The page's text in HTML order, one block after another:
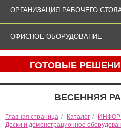
ОРГАНИЗАЦИЯ РАБОЧЕГО
ОФИСНОЕ ОБОРУДОВАНИЕ
ГОТОВЫЕ
ВЕСЕННЯЯ
Главная страница / Каталог /
Доски и демонстрационное